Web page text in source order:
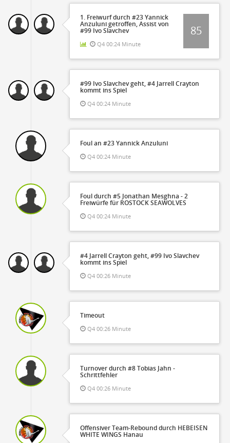
1. Freiwurf durch #23 Yannick
Anzuluni getroffen, Assist von
#99 Ivo Slavchev
Q4 00:24 Minute
85
#99 Ivo Slavchev geht, #4 Jarrell Crayton
kommt ins Spiel
Q4 00:24 Minute
Foul an #23 Yannick Anzuluni
Q4 00:24 Minute
Foul durch #5 Jonathan Mesghna - 2
Freiwürfe für ROSTOCK SEAWOLVES
Q4 00:24 Minute
#4 Jarrell Crayton geht, #99 Ivo Slavchev
kommt ins Spiel
Q4 00:26 Minute
Timeout
Q4 00:26 Minute
Turnover durch #8 Tobias Jahn -
Schrittfehler
Q4 00:26 Minute
Offensiver Team-Rebound durch HEBEISEN
WHITE WINGS Hanau